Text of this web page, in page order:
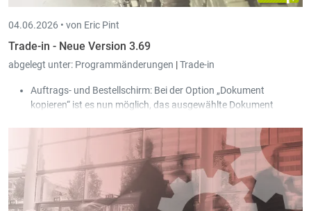
04.06.2026 • von Eric Pint
Trade-in - Neue Version 3.69
abgelegt unter: Programmänderungen |Trade-in
Auftrags- und Bestellschirm: Bei der Option „Dokument
kopieren“ ist es nun möglich, das ausgewählte Dokument
vom Benutzer über eine Auswahl gefiltert werden können.